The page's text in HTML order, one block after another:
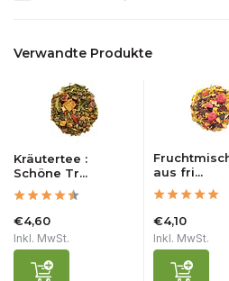
Verwandte Produkte
Kräutertee :
Schöne Tr...
€4,60
Inkl. MwSt.
aus fri...
€4,10
Inkl. MwSt.